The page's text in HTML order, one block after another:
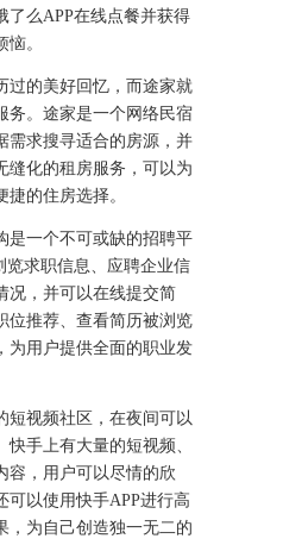
了么APP在线点餐并获得
。
过的美好回忆，而途家就
务。途家是一个网络民宿
需求搜寻适合的房源，并
缝化的租房服务，可以为
的住房选择。
是一个不可或缺的招聘平
览求职信息、应聘企业信
况，并可以在线提交简
位推荐、查看简历被浏览
为用户提供全面的职业发
短视频社区，在夜间可以
手上有大量的短视频、
容，用户可以尽情的欣
可以使用快手APP进行高
，为自己创造独一无二的